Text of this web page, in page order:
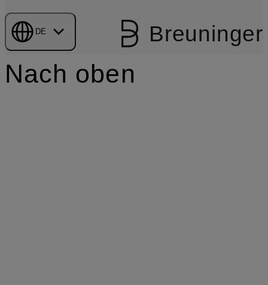
DE Breuninger
Nach oben